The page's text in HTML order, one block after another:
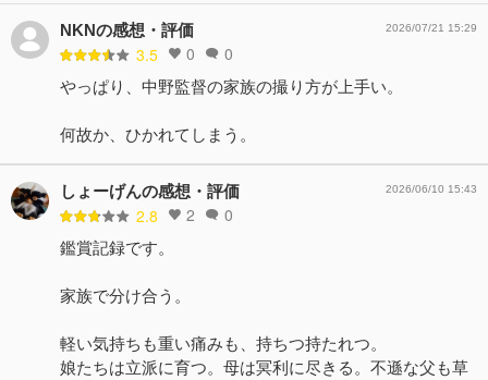
NKNの感想・評価
3.5 0 0
2026/07/21 15:29
やっぱり、中野監督の家族の撮り方が上手い。
何故か、ひかれてしまう。
しょーげんの感想・評価
2.8 2 0
2026/06/10 15:43
鑑賞記録です。
家族で分け合う。
軽い気持ちも重い痛みも、持ちつ持たれつ。
娘たちは立派に育つ。母は冥利に尽きる。不遜な父も草